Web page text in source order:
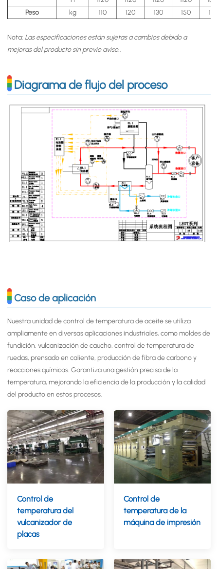
Peso
kg 110 120 130 150 160
Nota: Las especificaciones están sujetas a cambios debido a
mejoras del producto sin previo aviso..
Diagrama de flujo del proceso
Caso de aplicación
Nuestra unidad de control de temperatura de aceite se utiliza
ampliamente en diversas aplicaciones industriales, como moldes de
fundición, vulcanización de caucho, control de temperatura de
ruedas, prensado en caliente, producción de fibra de carbono y
reacciones químicas. Garantiza una gestión precisa de la
temperatura, mejorando la eficiencia de la producción y la calidad
del producto en estos procesos.
Control de
temperatura del
vulcanizador de
placas
Control de
temperatura de la
máquina de impresión